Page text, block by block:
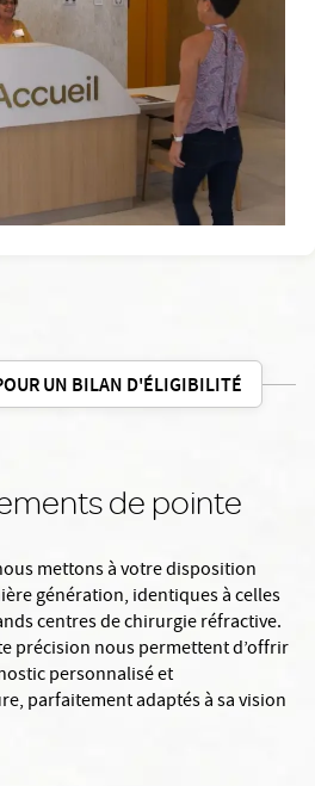
UN BILAN D'ÉLIGIBILITÉ
de pointe
mettons à votre disposition
génération, identiques à celles
centres de chirurgie réfractive.
précision nous permettent d’offrir
personnalisé et
parfaitement adaptés à sa vision